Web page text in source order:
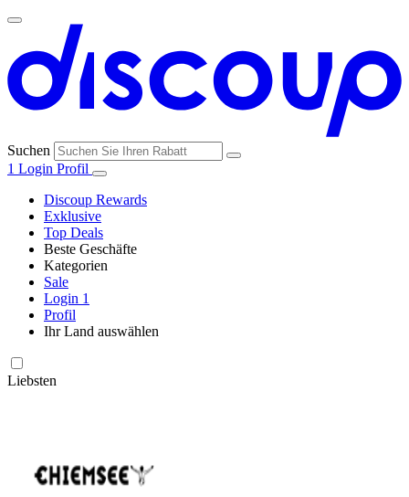
Suchen
1 Login Profil
Discoup Rewards
Exklusive
Top Deals
Beste Geschäfte
Amazon
Kategorien
Kleidung und
Schuhe
Sale
Login 1
Profil
Ihr Land auswählen
Liebsten